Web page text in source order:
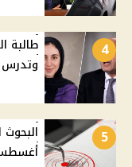
4
وتدرس
5